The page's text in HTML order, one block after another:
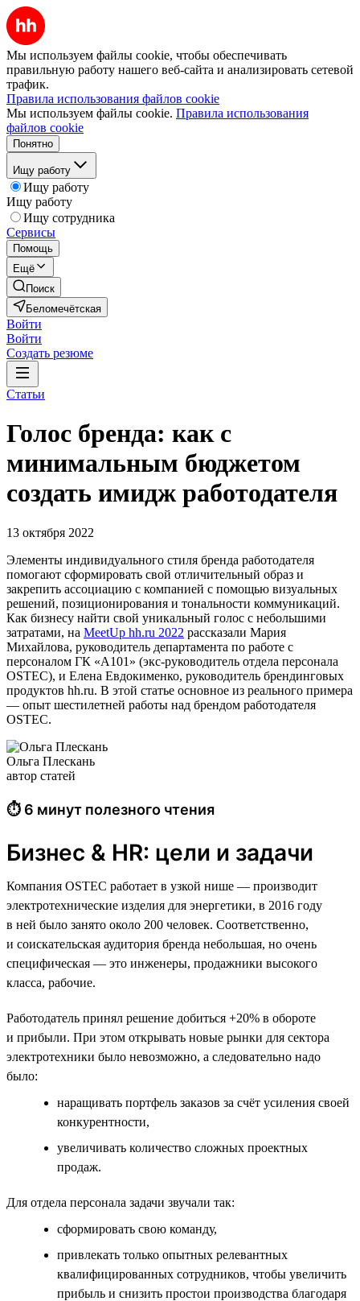
Мы используем файлы cookie, чтобы обеспечивать
правильную работу нашего веб-сайта и анализировать сетевой
трафик.
Правила использования файлов cookie
Мы используем файлы cookie. Правила использования
файлов cookie
Понятно
Ищу работу
Ищу работу
Ищу работу
Ищу сотрудника
Сервисы
Помощь
Ещё
Поиск
Беломечётская
Войти
Войти
Создать резюме
Статьи
Голос бренда: как с
минимальным бюджетом
создать имидж работодателя
13 октября 2022
Элементы индивидуального стиля бренда работодателя
помогают сформировать свой отличительный образ и
закрепить ассоциацию с компанией с помощью визуальных
решений, позиционирования и тональности коммуникаций.
Как бизнесу найти свой уникальный голос с небольшими
затратами, на MeetUp hh.ru 2022 рассказали Мария
Михайлова, руководитель департамента по работе с
персоналом ГК «А101» (экс-руководитель отдела персонала
OSTEC), и Елена Евдокименко, руководитель брендинговых
продуктов hh.ru. В этой статье основное из реального примера
— опыт шестилетней работы над брендом работодателя
OSTEC.
Ольга Плескань
автор статей
⏱ 6 минут полезного чтения
Бизнес & HR: цели и задачи
Компания OSTEC работает в узкой нише — производит
электротехнические изделия для энергетики, в 2016 году
в ней было занято около 200 человек. Соответственно,
и соискательская аудитория бренда небольшая, но очень
специфическая — это инженеры, продажники высокого
класса, рабочие.
Работодатель принял решение добиться +20% в обороте
и прибыли. При этом открывать новые рынки для сектора
электротехники было невозможно, а следовательно надо
было:
наращивать портфель заказов за счёт усиления своей
конкурентности,
увеличивать количество сложных проектных
продаж.
Для отдела персонала задачи звучали так:
сформировать свою команду,
привлекать только опытных релевантных
квалифицированных сотрудников, чтобы увеличить
прибыль и снизить простои производства благодаря